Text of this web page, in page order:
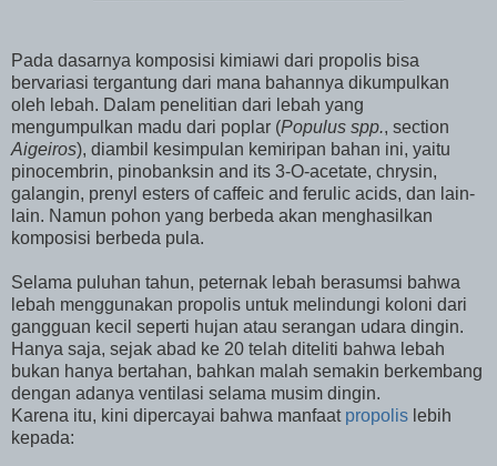
Pada dasarnya komposisi kimiawi dari propolis bisa
bervariasi tergantung dari mana bahannya dikumpulkan
oleh lebah. Dalam penelitian dari lebah yang
mengumpulkan madu dari poplar (Populus spp., section
Aigeiros), diambil kesimpulan kemiripan bahan ini, yaitu
pinocembrin, pinobanksin and its 3-O-acetate, chrysin,
galangin, prenyl esters of caffeic and ferulic acids, dan lain-
lain. Namun pohon yang berbeda akan menghasilkan
komposisi berbeda pula.
Selama puluhan tahun, peternak lebah berasumsi bahwa
lebah menggunakan propolis untuk melindungi koloni dari
gangguan kecil seperti hujan atau serangan udara dingin.
Hanya saja, sejak abad ke 20 telah diteliti bahwa lebah
bukan hanya bertahan, bahkan malah semakin berkembang
dengan adanya ventilasi selama musim dingin.
Karena itu, kini dipercayai bahwa manfaat propolis lebih
kepada: